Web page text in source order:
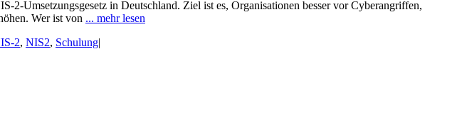
Umsetzungsgesetz in Deutschland. Ziel ist es, Organisationen besser vor Cyberangriffen,
Wer ist von ... mehr lesen
2, NIS2, Schulung|